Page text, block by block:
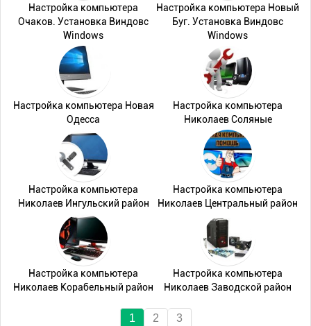
Настройка компьютера
Очаков. Установка Виндовс
Windows
Настройка компьютера Новый
Буг. Установка Виндовс
Windows
Настройка компьютера Новая
Одесса
Настройка компьютера
Николаев Соляные
Настройка компьютера
Николаев Ингульский район
Настройка компьютера
Николаев Центральный район
Настройка компьютера
Николаев Корабельный район
Настройка компьютера
Николаев Заводской район
1 2 3